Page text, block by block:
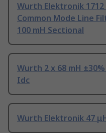
Wurth Elektronik
Common Mode Line
100 mH Sectional
Wurth 2 x 68 mH
Idc
Wurth Elektronik 47